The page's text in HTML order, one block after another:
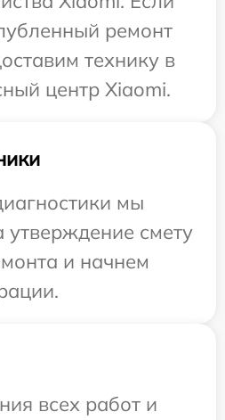
ремонт
технику в
центр Xiaomi.
мы
утверждение смету
и начнем
всех работ и